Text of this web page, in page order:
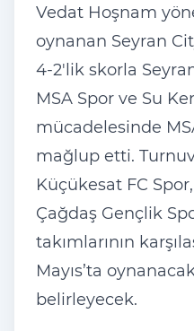
Vedat Hoşnam
oynanan Seyran
4-2'lik skorla
MSA Spor ve Su
mücadelesinde
mağlup etti.
Küçükesat FC
Çağdaş Gençlik
takımlarının
Mayıs’ta
belirleyecek.